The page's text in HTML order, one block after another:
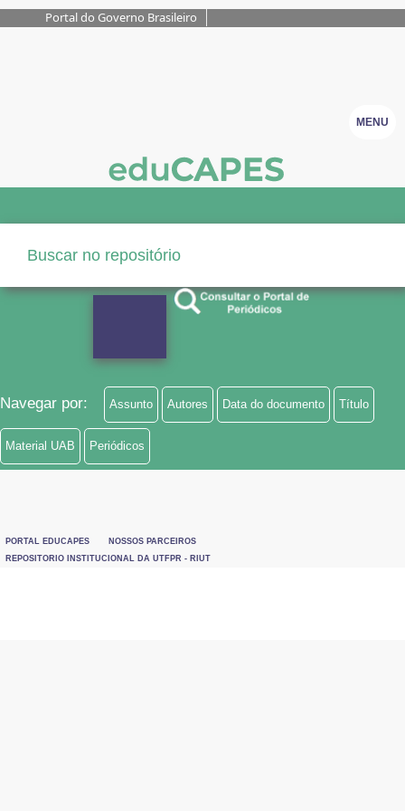
Portal do Governo Brasileiro
MENU
Navegar por: Assunto Autores Data do documento Título
Material UAB Periódicos
PORTAL EDUCAPES
NOSSOS PARCEIROS
REPOSITORIO INSTITUCIONAL DA UTFPR - RIUT